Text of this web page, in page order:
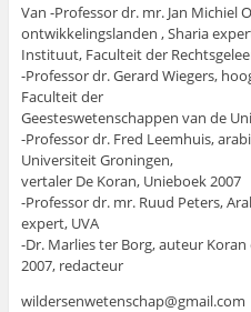
Van -Professor dr. mr. Jan Michiel
ontwikkelingslanden , Sharia
Instituut, Faculteit der
-Professor dr. Gerard Wiegers,
Faculteit der
Geesteswetenschappen van de
-Professor dr. Fred Leemhuis,
Universiteit Groningen,
vertaler De Koran, Unieboek 2007
-Professor dr. mr. Ruud Peters,
expert, UVA
-Dr. Marlies ter Borg, auteur
2007, redacteur
wildersenwetenschap@gmail.com